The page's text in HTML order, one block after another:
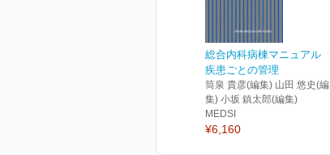
総合内科病棟マニュアル
疾患ごとの管理
筒泉 貴彦(編集) 山田 悠史(編
集) 小坂 鎮太郎(編集)
MEDSI
¥6,160